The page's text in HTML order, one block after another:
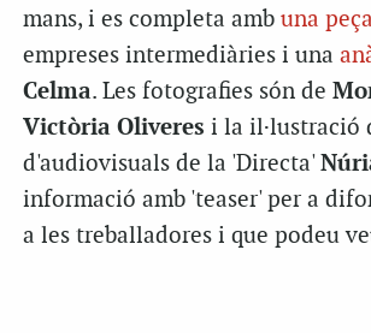
mans, i es completa amb una peça
empreses intermediàries i una
Celma. Les fotografies són de
Victòria Oliveres i la il·lustració
d'audiovisuals de la 'Directa'
informació amb 'teaser' per a
a les treballadores i que podeu